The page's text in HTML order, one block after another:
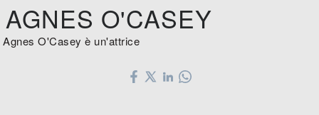
AGNES O'CASEY
Agnes O'Casey è un'attrice